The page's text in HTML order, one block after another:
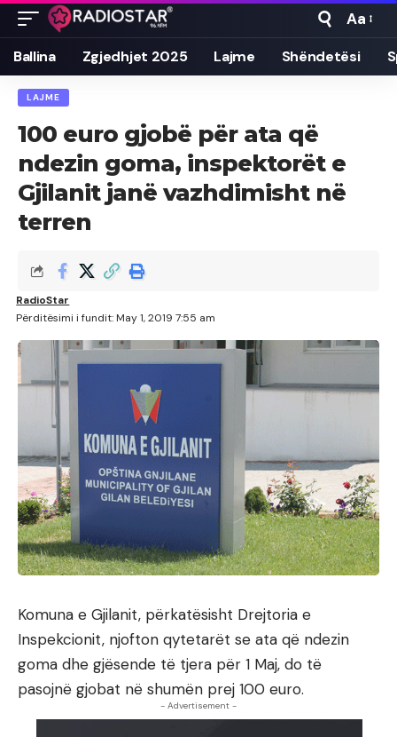
Font
Resizer
Aa
Ballina Zgjedhjet 2025 Lajme Shëndetësi
LAJME
100 euro gjobë për ata që
ndezin goma, inspektorët e
Gjilanit janë vazhdimisht në
terren
Përditësimi i fundit: May 1, 2019 7:55 am
RadioStar
Komuna e Gjilanit, përkatësisht Drejtoria e
Inspekcionit, njofton qytetarët se ata që ndezin
goma dhe gjësende të tjera për 1 Maj, do të
pasojnë gjobat në shumën prej 100 euro.
- Advertisement -